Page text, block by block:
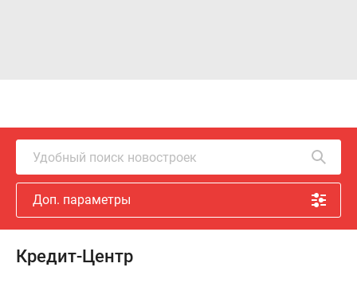
Удобный поиск новостроек
Доп. параметры
Кредит-Центр